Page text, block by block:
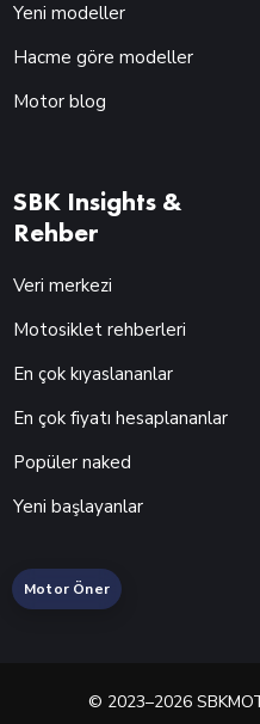
Yeni modeller
Hacme göre modeller
Motor blog
SBK Insights &
Rehber
Veri merkezi
Motosiklet rehberleri
En çok kıyaslananlar
En çok fiyatı hesaplananlar
Popüler naked
Yeni başlayanlar
© 2023–2026
Motor Öner